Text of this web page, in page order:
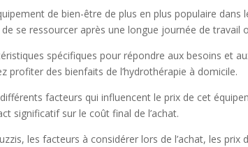
de bien-être de plus en plus populaire dans
se ressourcer après une longue journée de travail
spécifiques pour répondre aux besoins et
des bienfaits de l’hydrothérapie à domicile.
facteurs qui influencent le prix de cet
significatif sur le coût final de l’achat.
les facteurs à considérer lors de l’achat, les prix